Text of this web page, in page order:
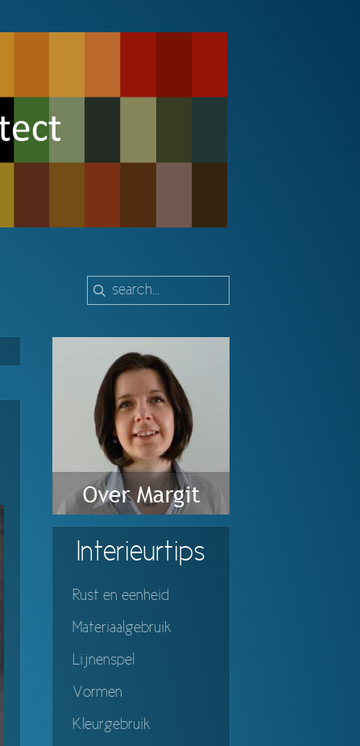
Interieurtips
Rust en eenheid
Materiaalgebruik
Lijnenspel
Vormen
Kleurgebruik